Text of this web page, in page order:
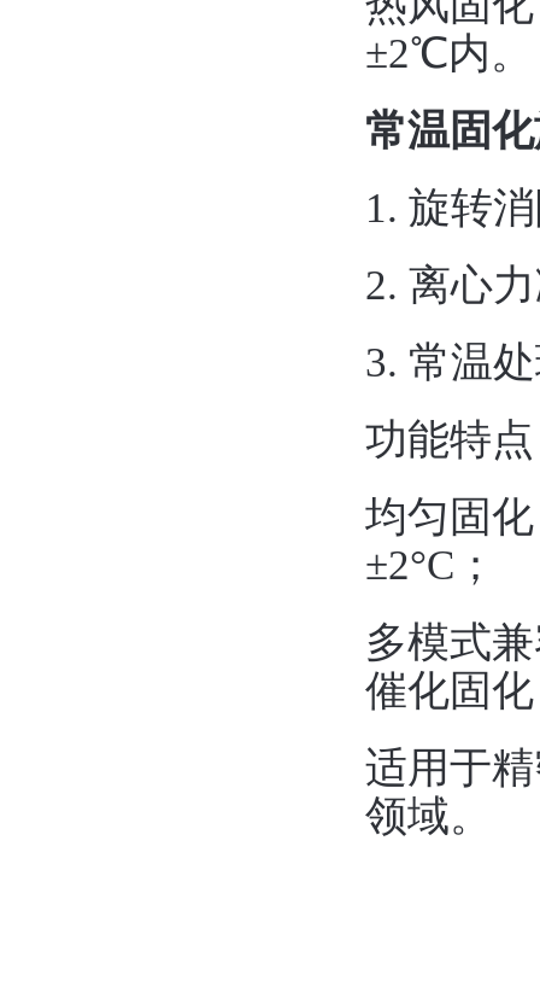
±2℃内。
常温固
1. 旋转
2. 离心
3. 常温
功能特
均匀固
±2°C；
多模式
催化固
适用于
领域。